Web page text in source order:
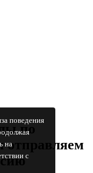
поведения
на
с
по